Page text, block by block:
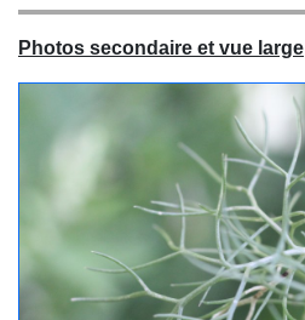
Photos secondaire et vue large